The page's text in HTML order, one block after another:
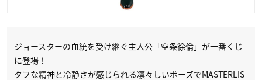
ジョースターの血統を受け継ぐ主人公「空条徐倫」が一番くじ
に登場！
タフな精神と冷静さが感じられる凛々しいポーズでMASTERLIS